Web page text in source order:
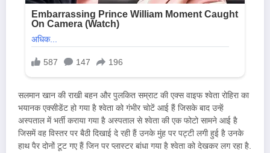
सलमान खान की राखी बहन और पुलकित सम्राट की एक्स वाइफ श्वेता रोहिरा का
भयानक एक्सीडेंट हो गया है श्वेता को गंभीर चोटें आई हैं जिसके बाद उन्हें
अस्पताल में भर्ती कराया गया है अस्पताल से श्वेता की एक फोटो सामने आई है
जिसमें वह विस्तर पर बैठी दिखाई दे रही हैं उनके मुंह पर पट्टी लगी हुई है उनके
हाथ पैर दोनों टूट गए हैं जिन पर प्लास्टर बांधा गया है श्वेता को देखकर लग रहा है.